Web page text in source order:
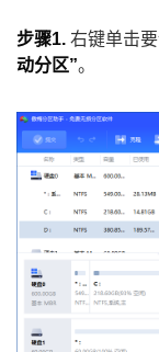
步骤1. 右键单击
动分区”。